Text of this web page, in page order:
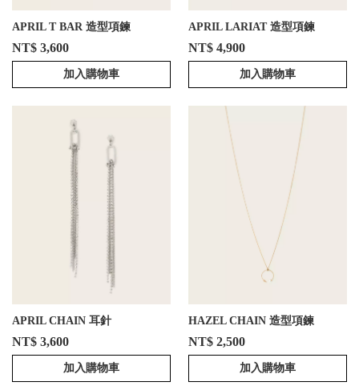
APRIL T BAR 造型項鍊
NT$ 3,600
加入購物車
APRIL LARIAT 造型項鍊
NT$ 4,900
加入購物車
APRIL CHAIN 耳針
NT$ 3,600
加入購物車
HAZEL CHAIN 造型項鍊
NT$ 2,500
加入購物車